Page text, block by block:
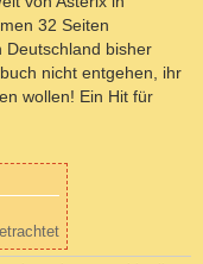
32 Seiten
Deutschland bisher
nicht entgehen, ihr
wollen! Ein Hit für